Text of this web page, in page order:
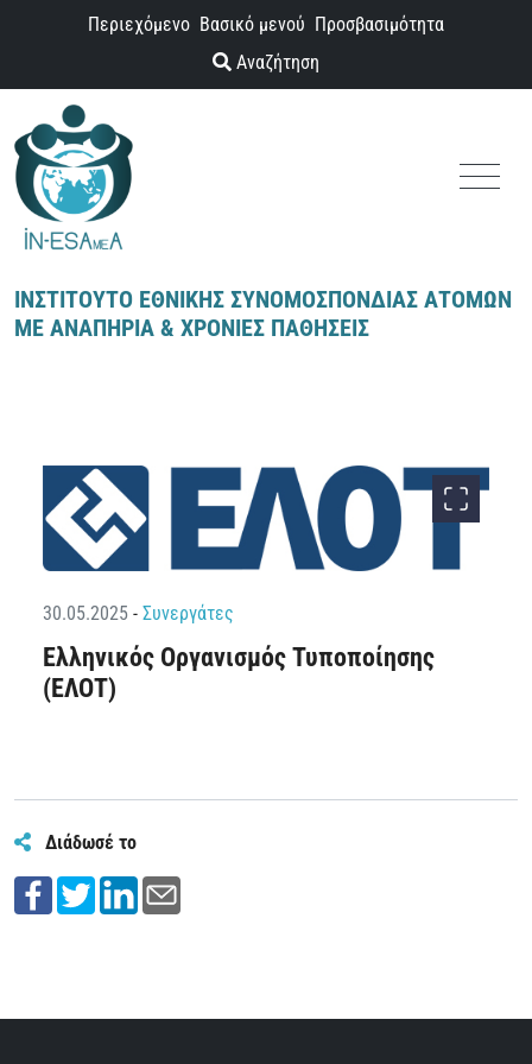
Παράκαμψη προς το περιεχόμενο
Περιεχόμενο Βασικό μενού Προσβασιμότητα
Αναζήτηση
ΙΝΣΤΙΤΟΥΤΟ ΕΘΝΙΚΗΣ ΣΥΝΟΜΟΣΠΟΝΔΙΑΣ ΑΤΟΜΩΝ
ΜΕ ΑΝΑΠΗΡΙΑ & ΧΡΟΝΙΕΣ ΠΑΘΗΣΕΙΣ
30.05.2025 - Συνεργάτες
Ελληνικός Οργανισμός Τυποποίησης
(ΕΛΟΤ)
Διάδωσέ το